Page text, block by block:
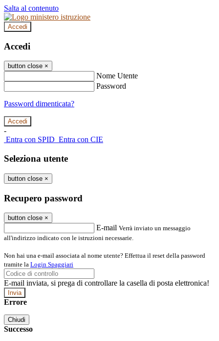
Salta al contenuto
Accedi
Accedi
button close ×
Nome Utente
Password
Password dimenticata?
-
Entra con SPID Entra con CIE
Seleziona utente
button close ×
Recupero password
button close ×
E-mail Verrà inviato un messaggio
all'indirizzo indicato con le istruzioni necessarie.
Non hai una e-mail associata al nome utente? Effettua il reset della password
tramite la Login Spaggiari
E-mail inviata, si prega di controllare la casella di posta elettronica!
Errore
Chiudi
Successo